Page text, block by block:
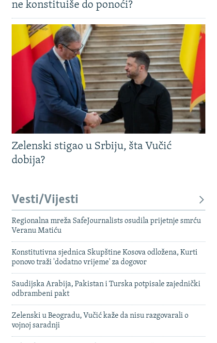
ne konstituiše do ponoći?
Zelenski stigao u Srbiju, šta Vučić
dobija?
Vesti/Vijesti
Regionalna mreža SafeJournalists osudila prijetnje smrću
Veranu Matiću
Konstitutivna sjednica Skupštine Kosova odložena, Kurti
ponovo traži 'dodatno vrijeme' za dogovor
Saudijska Arabija, Pakistan i Turska potpisale zajednički
odbrambeni pakt
Zelenski u Beogradu, Vučić kaže da nisu razgovarali o
vojnoj saradnji